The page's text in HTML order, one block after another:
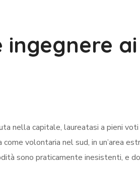
ingegnere
nella capitale, laureatasi a pieni
volontaria nel sud, in un’area
sono praticamente inesistenti, e